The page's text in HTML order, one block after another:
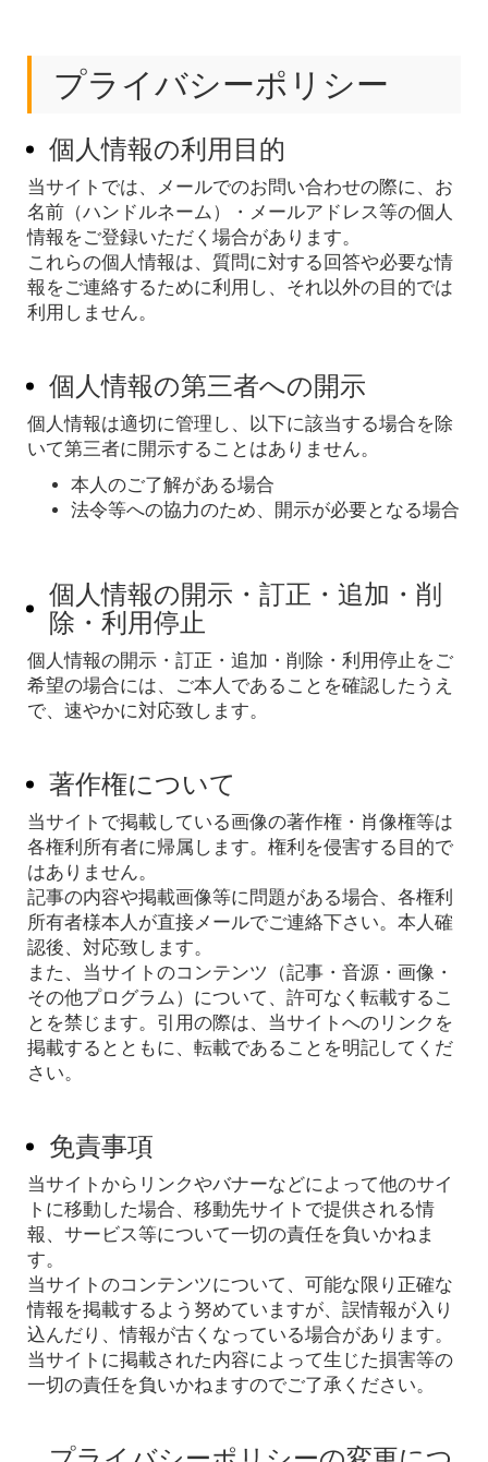
プライバシーポリシー
個人情報の利用目的
当サイトでは、メールでのお問い合わせの際に、お
名前（ハンドルネーム）・メールアドレス等の個人
情報をご登録いただく場合があります。
これらの個人情報は、質問に対する回答や必要な情
報をご連絡するために利用し、それ以外の目的では
利用しません。
個人情報の第三者への開示
個人情報は適切に管理し、以下に該当する場合を除
いて第三者に開示することはありません。
本人のご了解がある場合
法令等への協力のため、開示が必要となる場合
個人情報の開示・訂正・追加・削
除・利用停止
個人情報の開示・訂正・追加・削除・利用停止をご
希望の場合には、ご本人であることを確認したうえ
で、速やかに対応致します。
著作権について
当サイトで掲載している画像の著作権・肖像権等は
各権利所有者に帰属します。権利を侵害する目的で
はありません。
記事の内容や掲載画像等に問題がある場合、各権利
所有者様本人が直接メールでご連絡下さい。本人確
認後、対応致します。
また、当サイトのコンテンツ（記事・音源・画像・
その他プログラム）について、許可なく転載するこ
とを禁じます。引用の際は、当サイトへのリンクを
掲載するとともに、転載であることを明記してくだ
さい。
免責事項
当サイトからリンクやバナーなどによって他のサイ
トに移動した場合、移動先サイトで提供される情
報、サービス等について一切の責任を負いかねま
す。
当サイトのコンテンツについて、可能な限り正確な
情報を掲載するよう努めていますが、誤情報が入り
込んだり、情報が古くなっている場合があります。
当サイトに掲載された内容によって生じた損害等の
一切の責任を負いかねますのでご了承ください。